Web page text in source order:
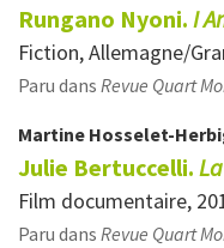
Rungano Nyoni. I
Fiction, Allemagne/
Paru dans Revue Quart
Martine Hosselet-
Julie Bertuccelli.
Film documentaire,
Paru dans Revue Quart